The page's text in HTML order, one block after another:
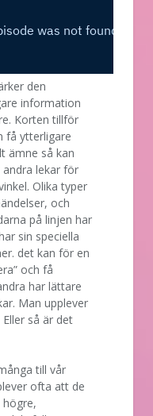
den
information
Korten tillför
få ytterligare
ämne så kan
lekar för
Olika typer
och
på linjen har
sin speciella
det kan för en
och få
har lättare
Man upplever
så är det
till vår
ofta att de